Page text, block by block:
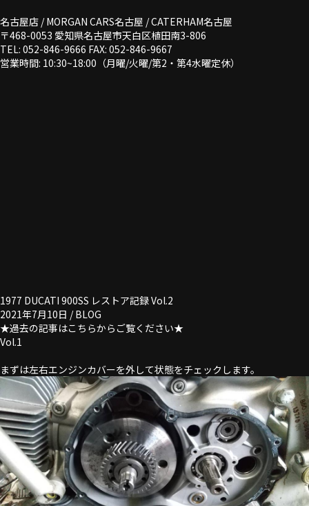
名古屋店 / MORGAN CARS名古屋 / CATERHAM名古屋
〒468-0053 愛知県名古屋市天白区植田南3-806
TEL: 052-846-9666 FAX: 052-846-9667
営業時間: 10:30~18:00（月曜/火曜/第2・第4水曜定休）
1977 DUCATI 900SS レストア記録 Vol.2
2021年7月10日 /BLOG
★過去の記事はこちらからご覧ください★
Vol.1
まずは左右エンジンカバーを外して状態をチェックします。